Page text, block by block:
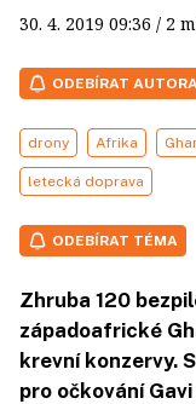
30. 4. 2019 09:36 / 2
ODEBÍRAT
drony Afrika
letecká doprava
ODEBÍRAT TÉMA
Zhruba 120
západoafrické
krevní konzervy.
pro očkování